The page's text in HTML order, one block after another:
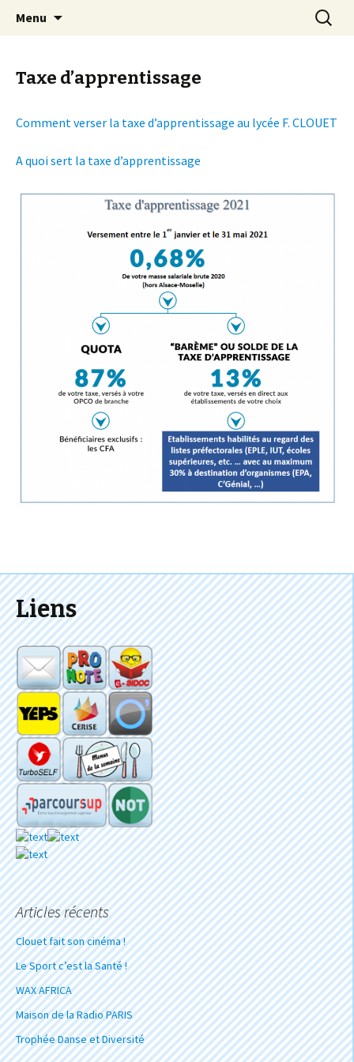
Lycée Clouet / Lycée des
Métiers de la Mode et des
Services
Menu
Taxe d’apprentissage
Comment verser la taxe d’apprentissage au lycée F. CLOUET
A quoi sert la taxe d’apprentissage
Liens
Articles récents
Clouet fait son cinéma !
Le Sport c’est la Santé !
WAX AFRICA
Maison de la Radio PARIS
Trophée Danse et Diversité